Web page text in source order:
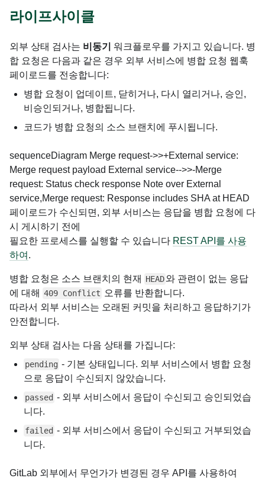
라이프사이클
외부 상태 검사는 비동기 워크플로우를 가지고 있습니다. 병
합 요청은 다음과 같은 경우 외부 서비스에 병합 요청 웹훅
페이로드를 전송합니다:
병합 요청이 업데이트, 닫히거나, 다시 열리거나, 승인,
비승인되거나, 병합됩니다.
코드가 병합 요청의 소스 브랜치에 푸시됩니다.
sequenceDiagram Merge request->>+External service:
Merge request payload External service-->>-Merge
request: Status check response Note over External
service,Merge request: Response includes SHA at HEAD
페이로드가 수신되면, 외부 서비스는 응답을 병합 요청에 다
시 게시하기 전에
필요한 프로세스를 실행할 수 있습니다 REST API를 사용
하여 .
병합 요청은 소스 브랜치의 현재 HEAD와 관련이 없는 응답
에 대해 409 Conflict 오류를 반환합니다.
따라서 외부 서비스는 오래된 커밋을 처리하고 응답하기가
안전합니다.
외부 상태 검사는 다음 상태를 가집니다:
pending - 기본 상태입니다. 외부 서비스에서 병합 요청
으로 응답이 수신되지 않았습니다.
passed - 외부 서비스에서 응답이 수신되고 승인되었습
니다.
failed - 외부 서비스에서 응답이 수신되고 거부되었습
니다.
GitLab 외부에서 무언가가 변경된 경우 API를 사용하여